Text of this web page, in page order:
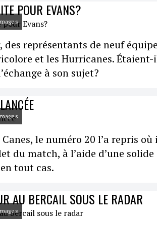
POUR EVANS?
des représentants de neuf
et les Hurricanes.
à son sujet?
le numéro 20 l’a repris
du match, à l’aide d’une
tout cas.
AU BERCAIL SOUS LE RADAR